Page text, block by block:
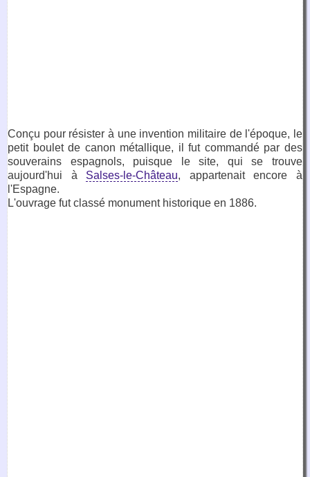
Conçu pour résister à une invention militaire de l'époque, le
petit boulet de canon métallique, il fut commandé par des
souverains espagnols, puisque le site, qui se trouve
aujourd'hui à Salses-le-Château, appartenait encore à
l'Espagne.
L'ouvrage fut classé monument historique en 1886.